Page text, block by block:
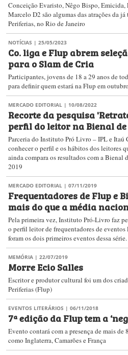
Conceição Evaristo, Nêgo Bispo,
Marcelo D2 são algumas das atrações da
Periferias, no Rio de Janeiro
NOTÍCIAS | 25/05/2023
Co. liga e Flup abrem
para o Slam de Cria
Participantes, jovens de 18 a 29 anos de
para definir quem estará na Flup em
MERCADO EDITORIAL | 10/08/2022
Recorte da pesquisa
perfil do leitor na Bienal de
Parceria do Instituto Pró Livro – IPL e Itaú
conhecer o perfil e os hábitos dos leitores
ainda compara os resultados com a
2019
MERCADO EDITORIAL | 07/11/2019
Frequentadores de Flup e
mais do que a média
Pela primeira vez, Instituto Pró-Livro faz
o perfil leitor de frequentadores de
foram os dois primeiros eventos dessa série.
MEMÓRIA | 22/07/2019
Morre Ecio Salles
Escritor e produtor cultural foi um dos
Periferias (Flup)
EVENTOS LITERÁRIOS | 06/11/2018
7ª edição da Flup tem a
Evento contará com a presença de mais de
como Inglaterra, Camarões e França